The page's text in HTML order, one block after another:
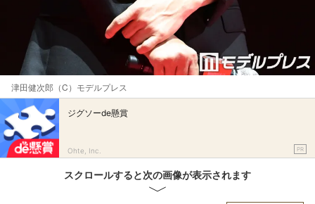
津田健次郎（C）モデルプレス
ジグソーde懸賞
Ohte, Inc. PR
スクロールすると次の画像が表示されます